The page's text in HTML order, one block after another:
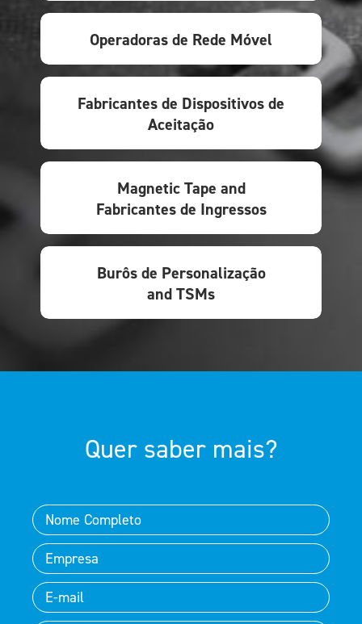
Operadoras de Rede Móvel
Fabricantes de Dispositivos de
Aceitação
Magnetic Tape and
Fabricantes de Ingressos
Burôs de Personalização
and TSMs
Quer saber mais?